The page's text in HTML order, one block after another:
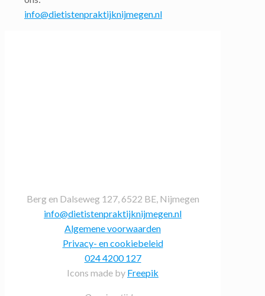
info@dietistenpraktijknijmegen.nl
Berg en Dalseweg 127, 6522 BE, Nijmegen
info@dietistenpraktijknijmegen.nl
Algemene voorwaarden
Privacy- en cookiebeleid
024 4200 127
Icons made by Freepik